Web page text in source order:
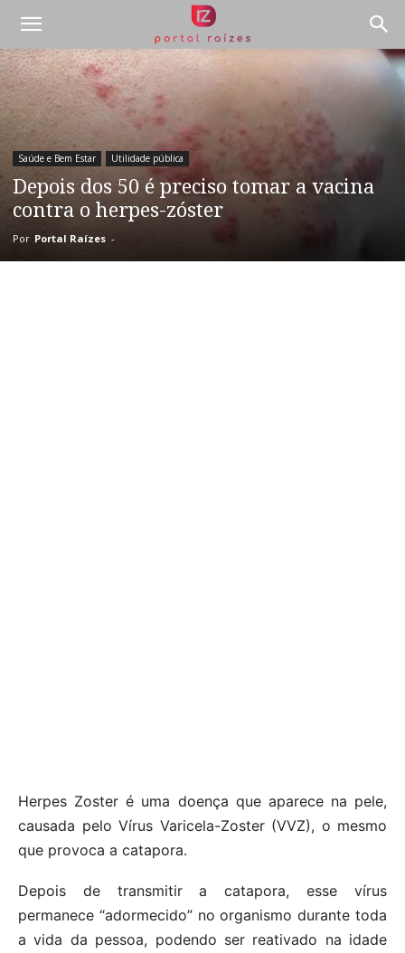
Saúde e Bem Estar Utilidade pública
Depois dos 50 é preciso tomar a vacina
contra o herpes-zóster
Por Portal Raízes -
Herpes Zoster é uma doença que aparece na pele,
causada pelo Vírus Varicela-Zoster (VVZ), o mesmo
que provoca a catapora.
Depois de transmitir a catapora, esse vírus
permanece “adormecido” no organismo durante toda
a vida da pessoa, podendo ser reativado na idade